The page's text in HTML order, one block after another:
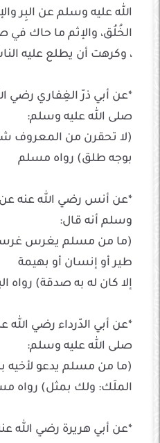
الله عليه وسلم عن البِر
الخُلُق، والإثم ما حاك في
، وكرهت أن يطلع عليه
*عن أبي ذرّ الغِفاري رضي
صلى الله عليه وسلم:
(لا تحقرن من المعروف
بوجه طلق) رواه مسلم
*عن أنس رضي الله عنه عن
وسلم أنه قال:
(ما من مسلم يغرس غرساً
طير أو إنسان أو بهيمة
إلا كان له به صدقة) رواه
*عن أبي الدّرداء رضي الله
صلى الله عليه وسلم:
(ما من مسلم يدعو لأخيه
الملَك: ولك بمثل) رواه
*عن أبي هريرة رضي الله